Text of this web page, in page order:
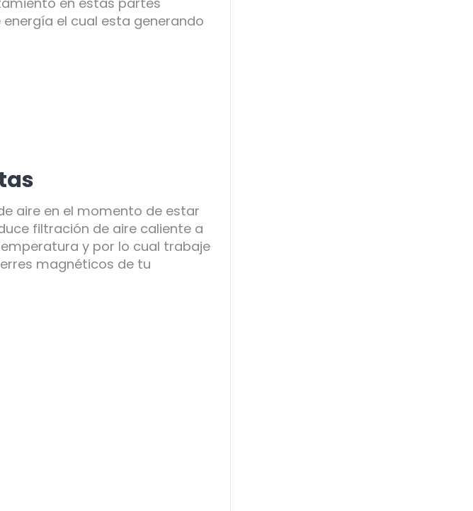
el cual esta generando
aire en el momento de estar
filtración de aire caliente a
y por lo cual trabaje
magnéticos de tu